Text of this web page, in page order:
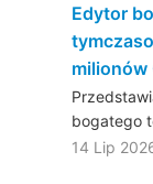
Edytor
milionów
bogatego
14 Lip